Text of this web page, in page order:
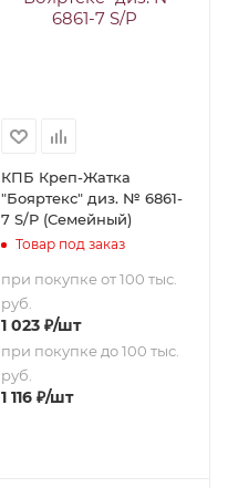
КПБ Креп-Жатка
"Бояртекс" диз. № 6861-
7 S/P (Семейный)
Товар под заказ
при покупке от 100 тыс.
руб.
1 023₽/шт
при покупке до 100 тыс.
руб.
1 116₽/шт